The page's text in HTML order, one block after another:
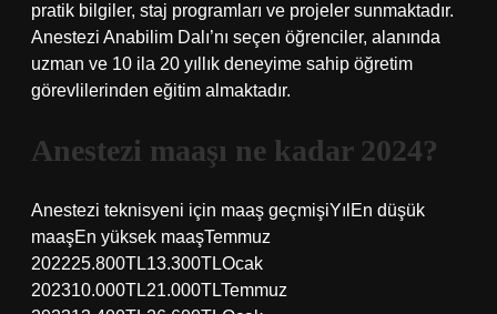
pratik bilgiler, staj programları ve projeler sunmaktadır.
Anestezi Anabilim Dalı’nı seçen öğrenciler, alanında
uzman ve 10 ila 20 yıllık deneyime sahip öğretim
görevlilerinden eğitim almaktadır.
Anestezi maaşı ne kadar 2024?
Anestezi teknisyeni için maaş geçmişiYılEn düşük
maaşEn yüksek maaşTemmuz
202225.800TL13.300TLOcak
202310.000TL21.000TLTemmuz